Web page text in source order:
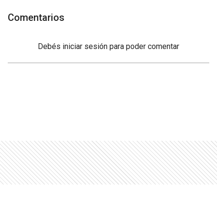
Comentarios
Debés iniciar sesión para poder comentar